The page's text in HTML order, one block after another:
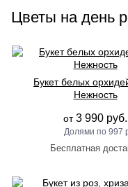
Цветы на день
Букет белых
Нежность
от3 990 руб.
997